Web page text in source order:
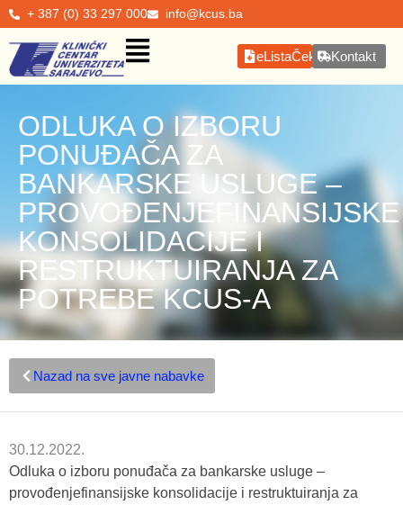
+ 387 (0) 33 297 000 info@kcus.ba
eListaČekanjaKontakt
ODLUKA O IZBORU
PONUĐAČA ZA
BANKARSKE USLUGE –
PROVOĐENJEFINANSIJSKE
KONSOLIDACIJE I
RESTRUKTUIRANJA ZA
POTREBE KCUS-A
Nazad na sve javne nabavke
30.12.2022.
Odluka o izboru ponuđača za bankarske usluge –
provođenjefinansijske konsolidacije i restruktuiranja za